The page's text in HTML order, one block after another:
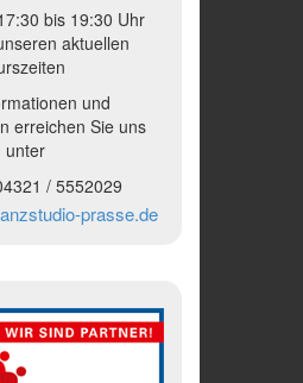
bis 19:30 Uhr
aktuellen
und
erreichen Sie uns
unter
/5552029
prasse.de